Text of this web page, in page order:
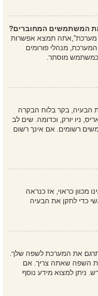
המשתמשים המחוברים?
מערכת”,אתה תמצא אפשרות
המערכת, מנהלי פורומים
כמשתמש מוסתר.
הבעיה, בקר בלוח הבקרה
ניו יורק, וכדומה. שים לב
רשומים. אם אינך רשום
מכוון כראוי, אז כנראה
כדי לתקן את הבעיה
את המערכת לשפה שלך.
השפה שאתה צריך. אם
ניתן למצוא מידע נוסף